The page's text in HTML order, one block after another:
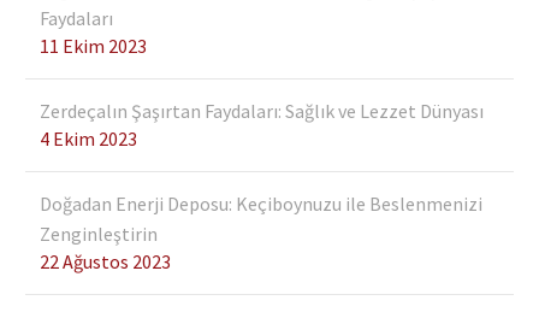
Kekik Balı Nasıl Yapılır?
26 Eyl 2022
Arıların Datça’da Bal
Datça Köy Ürünleri’nden
Doğal Bal Çeşitleri
Faydaları
11 Ekim 2023
Zerdeçalın Şaşırtan Faydaları: Sağlık ve Lezzet Dünyası
4 Ekim 2023
Doğadan Enerji Deposu: Keçiboynuzu ile Beslenmenizi
Zenginleştirin
22 Ağustos 2023